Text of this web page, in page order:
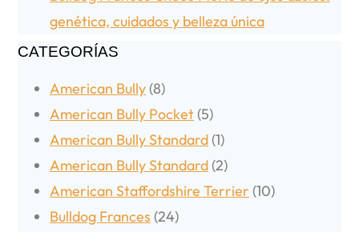
genética, cuidados y belleza única
CATEGORÍAS
American Bully (8)
American Bully Pocket (5)
American Bully Standard (1)
American Bully Standard (2)
American Staffordshire Terrier (10)
Bulldog Frances (24)